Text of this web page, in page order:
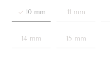
10 mm 11 mm
14 mm 15 mm